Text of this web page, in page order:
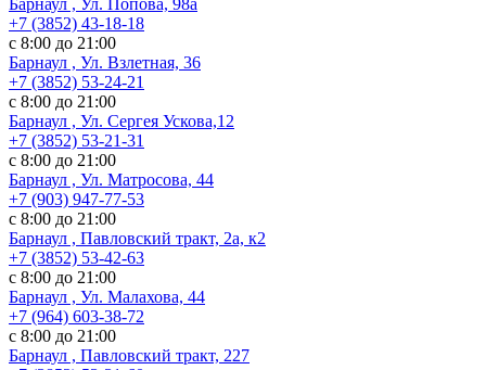
+7 (3852) 43-18-18
с 8:00 до 21:00
Барнаул , Ул. Взлетная, 36
+7 (3852) 53-24-21
с 8:00 до 21:00
Барнаул , Ул. Сергея Ускова,12
+7 (3852) 53-21-31
с 8:00 до 21:00
Барнаул , Ул. Матросова, 44
+7 (903) 947-77-53
с 8:00 до 21:00
Барнаул , Павловский тракт, 2а, к2
+7 (3852) 53-42-63
с 8:00 до 21:00
Барнаул , Ул. Малахова, 44
+7 (964) 603-38-72
с 8:00 до 21:00
Барнаул , Павловский тракт, 227